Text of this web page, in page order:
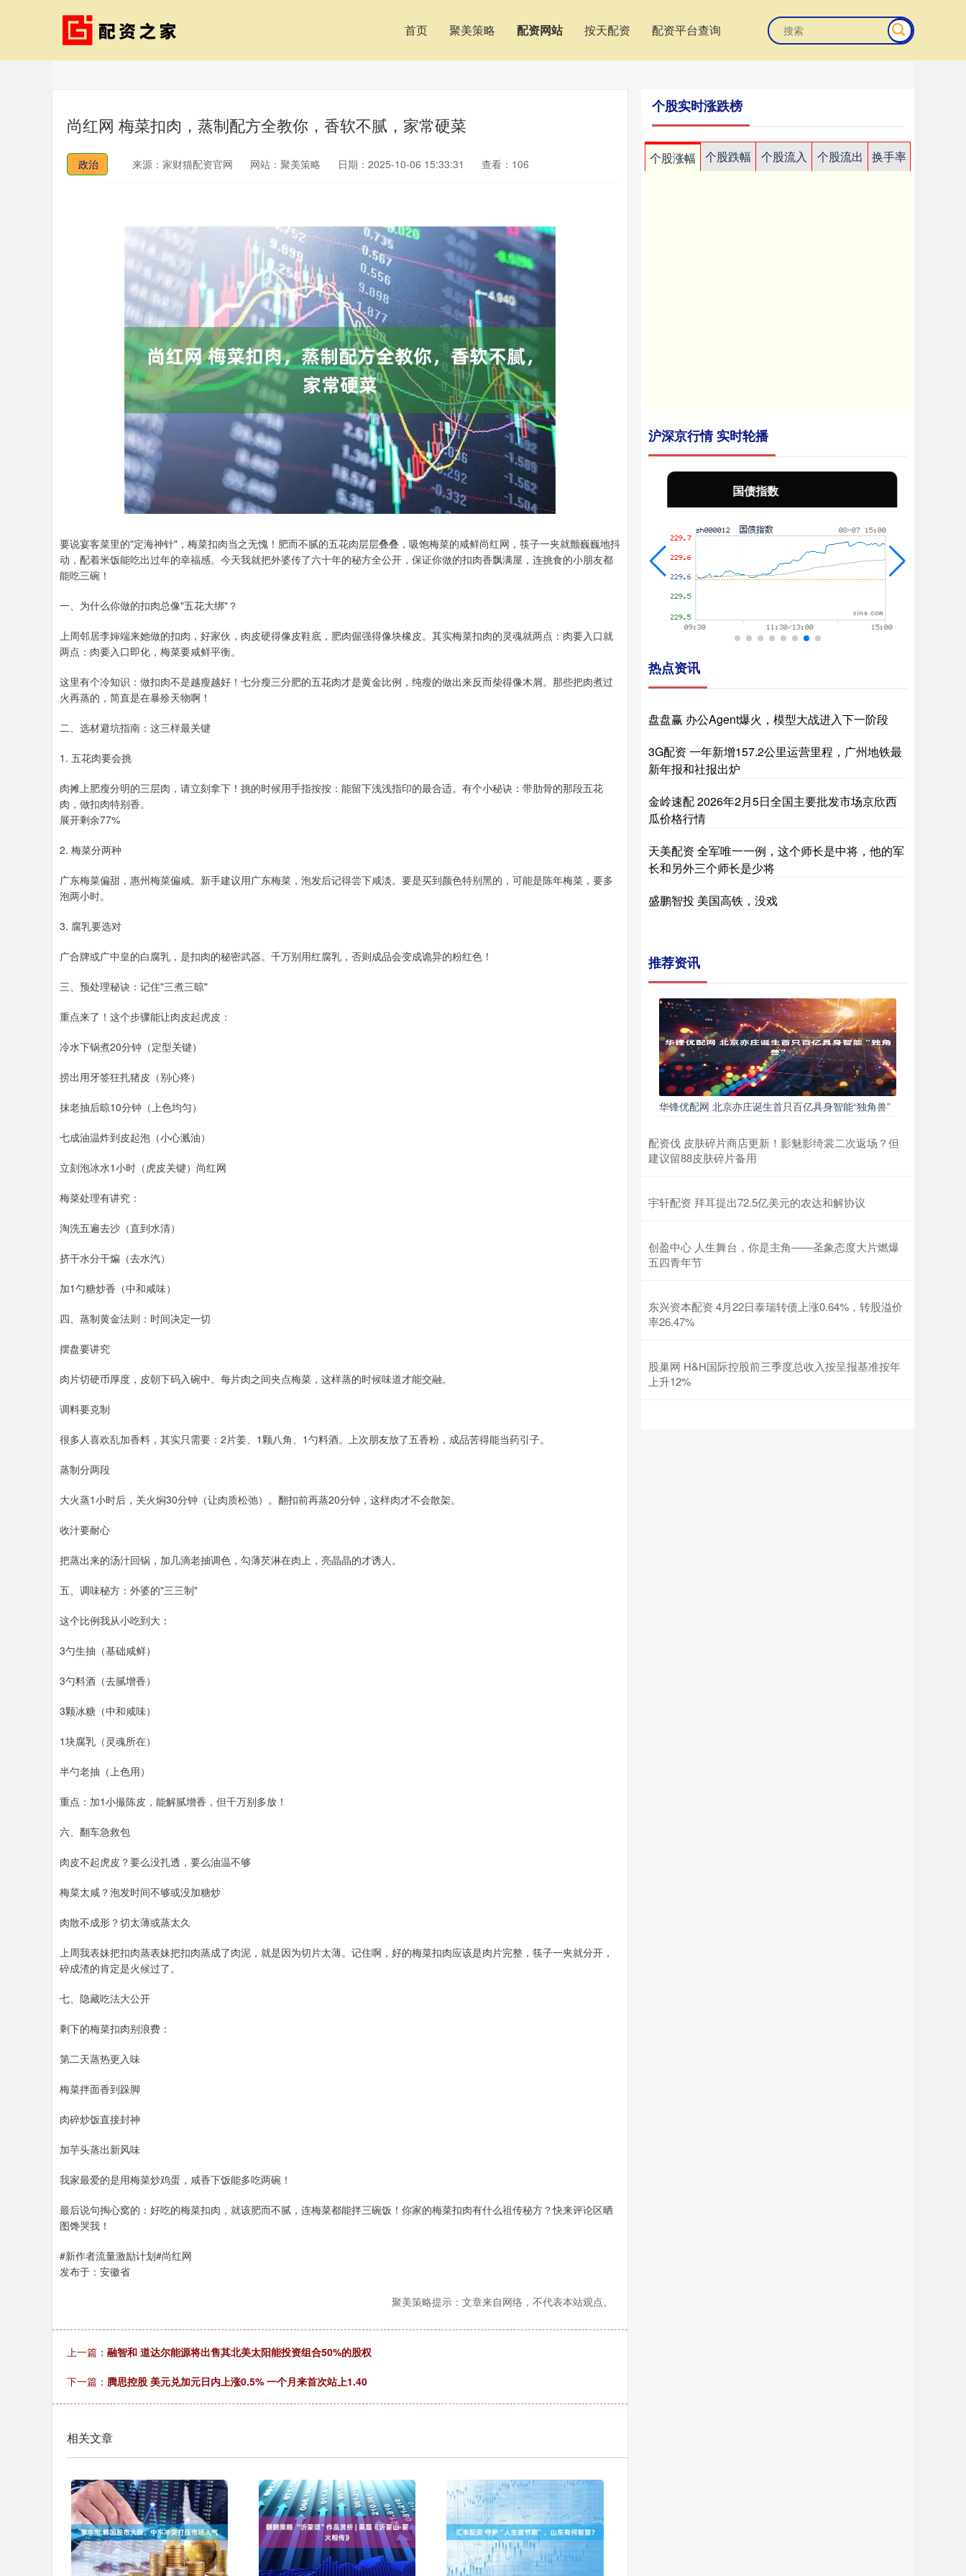
首页 聚美策略 配资网站 按天配资 配资平台查询
尚红网 梅菜扣肉，蒸制配方全教你，香软不腻，家常硬菜
政治 来源：家财猫配资官网 网站：聚美策略 日期：2025-10-06 15:33:31 查看：106
要说宴客菜里的"定海神针"，梅菜扣肉当之无愧！肥而不腻的五花肉层层叠叠，吸饱梅菜的咸鲜尚红网，筷子一夹就颤巍巍地抖
动，配着米饭能吃出过年的幸福感。今天我就把外婆传了六十年的秘方全公开，保证你做的扣肉香飘满屋，连挑食的小朋友都
能吃三碗！
一、为什么你做的扣肉总像"五花大绑"？
上周邻居李婶端来她做的扣肉，好家伙，肉皮硬得像皮鞋底，肥肉倔强得像块橡皮。其实梅菜扣肉的灵魂就两点：肉要入口就
两点：肉要入口即化，梅菜要咸鲜平衡。
这里有个冷知识：做扣肉不是越瘦越好！七分瘦三分肥的五花肉才是黄金比例，纯瘦的做出来反而柴得像木屑。那些把肉煮过
火再蒸的，简直是在暴殄天物啊！
二、选材避坑指南：这三样最关键
1. 五花肉要会挑
肉摊上肥瘦分明的三层肉，请立刻拿下！挑的时候用手指按按：能留下浅浅指印的最合适。有个小秘诀：带肋骨的那段五花
肉，做扣肉特别香。
展开剩余77%
2. 梅菜分两种
广东梅菜偏甜，惠州梅菜偏咸。新手建议用广东梅菜，泡发后记得尝下咸淡。要是买到颜色特别黑的，可能是陈年梅菜，要多
泡两小时。
3. 腐乳要选对
广合牌或广中皇的白腐乳，是扣肉的秘密武器。千万别用红腐乳，否则成品会变成诡异的粉红色！
三、预处理秘诀：记住"三煮三晾"
重点来了！这个步骤能让肉皮起虎皮：
冷水下锅煮20分钟（定型关键）
捞出用牙签狂扎猪皮（别心疼）
抹老抽后晾10分钟（上色均匀）
七成油温炸到皮起泡（小心溅油）
立刻泡冰水1小时（虎皮关键）尚红网
梅菜处理有讲究：
淘洗五遍去沙（直到水清）
挤干水分干煸（去水汽）
加1勺糖炒香（中和咸味）
四、蒸制黄金法则：时间决定一切
摆盘要讲究
肉片切硬币厚度，皮朝下码入碗中。每片肉之间夹点梅菜，这样蒸的时候味道才能交融。
调料要克制
很多人喜欢乱加香料，其实只需要：2片姜、1颗八角、1勺料酒。上次朋友放了五香粉，成品苦得能当药引子。
蒸制分两段
大火蒸1小时后，关火焖30分钟（让肉质松弛）。翻扣前再蒸20分钟，这样肉才不会散架。
收汁要耐心
把蒸出来的汤汁回锅，加几滴老抽调色，勾薄芡淋在肉上，亮晶晶的才诱人。
五、调味秘方：外婆的"三三制"
这个比例我从小吃到大：
3勺生抽（基础咸鲜）
3勺料酒（去腻增香）
3颗冰糖（中和咸味）
1块腐乳（灵魂所在）
半勺老抽（上色用）
重点：加1小撮陈皮，能解腻增香，但千万别多放！
六、翻车急救包
肉皮不起虎皮？要么没扎透，要么油温不够
梅菜太咸？泡发时间不够或没加糖炒
肉散不成形？切太薄或蒸太久
上周我表妹把扣肉蒸表妹把扣肉蒸成了肉泥，就是因为切片太薄。记住啊，好的梅菜扣肉应该是肉片完整，筷子一夹就分开，
碎成渣的肯定是火候过了。
七、隐藏吃法大公开
剩下的梅菜扣肉别浪费：
第二天蒸热更入味
梅菜拌面香到跺脚
肉碎炒饭直接封神
加芋头蒸出新风味
我家最爱的是用梅菜炒鸡蛋，咸香下饭能多吃两碗！
最后说句掏心窝的：好吃的梅菜扣肉，就该肥而不腻，连梅菜都能拌三碗饭！你家的梅菜扣肉有什么祖传秘方？快来评论区晒
图馋哭我！
#新作者流量激励计划#尚红网
发布于：安徽省
聚美策略提示：文章来自网络，不代表本站观点。
上一篇： 融智和 道达尔能源将出售其北美太阳能投资组合50%的股权
下一篇： 腾思控股 美元兑加元日内上涨0.5% 一个月来首次站上1.40
相关文章
个股实时涨跌榜
个股涨幅 个股跌幅 个股流入 个股流出 换手率
沪深京行情 实时轮播
创业板指 基金指数 国债指数
热点资讯
盘盘赢 办公Agent爆火，模型大战进入下一阶段
3G配资 一年新增157.2公里运营里程，广州地铁最
新年报和社报出炉
金岭速配 2026年2月5日全国主要批发市场京欣西
瓜价格行情
天美配资 全军唯一一例，这个师长是中将，他的军
长和另外三个师长是少将
盛鹏智投 美国高铁，没戏
推荐资讯
华锋优配网 北京亦庄诞生首只百亿具身智能“独角兽”
配资伐 皮肤碎片商店更新！影魅影绮裳二次返场？但
建议留88皮肤碎片备用
宇轩配资 拜耳提出72.5亿美元的农达和解协议
创盈中心 人生舞台，你是主角——圣象态度大片燃爆
五四青年节
东兴资本配资 4月22日泰瑞转债上涨0.64%，转股溢价
率26.47%
股巢网 H&H国际控股前三季度总收入按呈报基准按年
上升12%